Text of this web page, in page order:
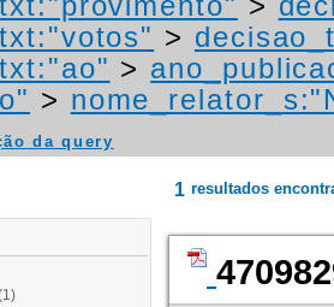
>
>
>
da query
1 resultados